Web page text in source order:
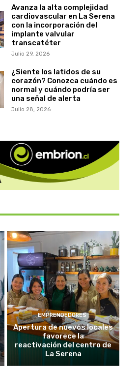
Avanza la alta complejidad
cardiovascular en La Serena
con la incorporación del
implante valvular
transcatéter
Julio 29, 2026
¿Siente los latidos de su
corazón? Conozca cuándo es
normal y cuándo podría ser
una señal de alerta
Julio 28, 2026
EMPRENDEDORES
Apertura de nuevos locales
favorece la
reactivación del centro de
La Serena